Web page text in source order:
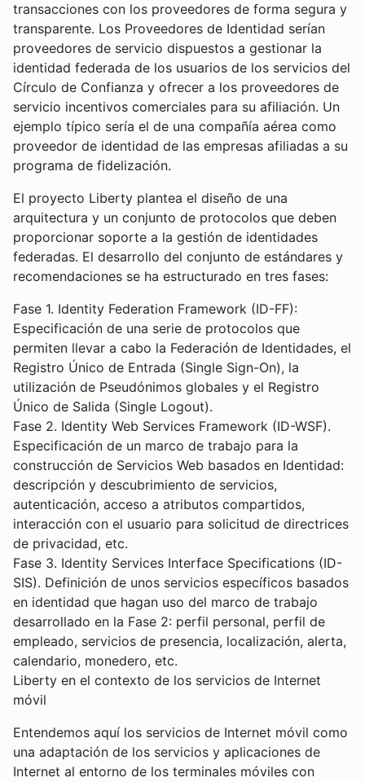
transacciones con los proveedores de forma segura y
transparente. Los Proveedores de Identidad serían
proveedores de servicio dispuestos a gestionar la
identidad federada de los usuarios de los servicios del
Círculo de Confianza y ofrecer a los proveedores de
servicio incentivos comerciales para su afiliación. Un
ejemplo típico sería el de una compañía aérea como
proveedor de identidad de las empresas afiliadas a su
programa de fidelización.
El proyecto Liberty plantea el diseño de una
arquitectura y un conjunto de protocolos que deben
proporcionar soporte a la gestión de identidades
federadas. El desarrollo del conjunto de estándares y
recomendaciones se ha estructurado en tres fases:
Fase 1. Identity Federation Framework (ID-FF):
Especificación de una serie de protocolos que
permiten llevar a cabo la Federación de Identidades, el
Registro Único de Entrada (Single Sign-On), la
utilización de Pseudónimos globales y el Registro
Único de Salida (Single Logout).
Fase 2. Identity Web Services Framework (ID-WSF).
Especificación de un marco de trabajo para la
construcción de Servicios Web basados en Identidad:
descripción y descubrimiento de servicios,
autenticación, acceso a atributos compartidos,
interacción con el usuario para solicitud de directrices
de privacidad, etc.
Fase 3. Identity Services Interface Specifications (ID-
SIS). Definición de unos servicios específicos basados
en identidad que hagan uso del marco de trabajo
desarrollado en la Fase 2: perfil personal, perfil de
empleado, servicios de presencia, localización, alerta,
calendario, monedero, etc.
Liberty en el contexto de los servicios de Internet
móvil
Entendemos aquí los servicios de Internet móvil como
una adaptación de los servicios y aplicaciones de
Internet al entorno de los terminales móviles con